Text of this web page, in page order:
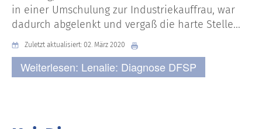
in einer Umschulung zur Industriekauffrau, war
dadurch abgelenkt und vergaß die harte Stelle...
Zuletzt aktualisiert: 02. März 2020
Weiterlesen: Lenalie: Diagnose DFSP